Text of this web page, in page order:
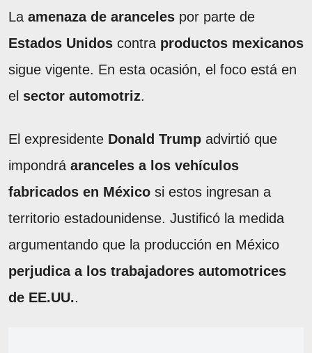
La amenaza de aranceles por parte de
Estados Unidos contra productos mexicanos
sigue vigente. En esta ocasión, el foco está en
el sector automotriz.
El expresidente Donald Trump advirtió que
impondrá aranceles a los vehículos
fabricados en México si estos ingresan a
territorio estadounidense. Justificó la medida
argumentando que la producción en México
perjudica a los trabajadores automotrices
de EE.UU..